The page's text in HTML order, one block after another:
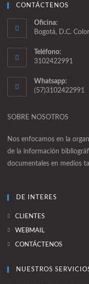
CONTÁCTENOS
Oficina:
Bogotá, D.C.
Teléfono:
3102422991
Whatsapp:
(57)3102422991
SOBRE NOSOTROS
Nos enfocamos en la
de la información
documentales en medios
DE INTERES
CLIENTES
WEBMAIL
CONTÁCTENOS
NUESTROS